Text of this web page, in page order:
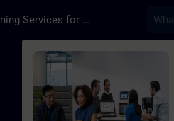
Training Services for Digital Industries
Curso - SIMATIC